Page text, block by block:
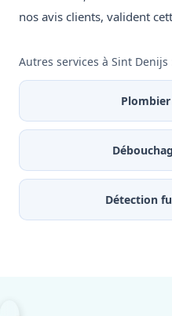
nos avis clients, valident
Autres services à Sint Denijs
Détection